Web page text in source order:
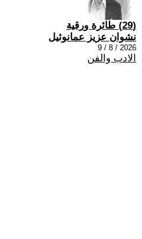
(29) طائرة ورقية
نشوان عزيز عمانوئيل
2026 / 8 / 9
الادب والفن